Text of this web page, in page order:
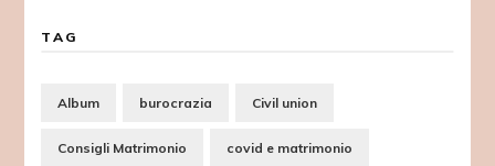
TAG
Album burocrazia Civil union
Consigli Matrimonio covid e matrimonio